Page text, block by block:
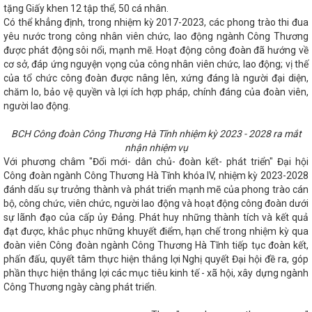
nghiệp hỗ trợ và chế biến chế tạo năm 2023 tại Đà Nẵng
tổ chức tổng kết công tác năm 2022 và Hội nghị người lao
khăn, đẩy nhanh tiến độ các dự án tại Khu kinh tế Vũng Áng
luận về dự án Luật Quản lý và đầu tư vốn nhà nước tại doanh
nghiệp, hợp tác xã Hà Tĩnh sản xuất, tiêu dùng bền vững
và đoàn công tác của Bộ Công Thương dâng hương tại
thứ 35 HĐND tỉnh Hà Tĩnh: Quyết nghị nhiều nội dung về đầu tư
dung rừng
Chuẩn bị hàng hóa đáp ứng nhu cầu tăng cao
lịch và Tết Nguyên đán Quý Mão 2023
lập thành phố Kỳ Anh và xây dựng nhà máy ô tô điện
Hà
Thiết lập kênh phản ánh hiện trường nhanh, minh bạch,
phục vụ
NGÀNH CÔNG THƯƠNG HÀ TĨNH - NHỮNG KẾT
Hội thảo khoa học Quốc gia “Bảo tồn, phát huy giá trị di sản
CĐN Công Thương: Công bố quyết định công nhận CĐCS
hợp Đức Hiếu
Thứ trưởng Nguyễn Hoàng Long thị sát
Tình hình sản xuất công nghiệp tháng 02 và 02 tháng đầu
Thương Hà Tĩnh đóng góp quan trọng vào phát triển kinh tế
và xuất khẩu (Theo Đài Phát thanh và Truyền hình tỉnh Hà
khí “Ngày hội tòng quân” của cả nước, sáng nay (5/3), 1.690
thực hiện nghĩa vụ quân sự và Công an nhân dân.
Ủy
Bộ trưởng Bộ Công Thương Lê Mạnh Hùng ứng cử đại biểu
HỘI NGHỊ GIỮA LÃNH ĐẠO BỘ CÔNG THƯƠNG VỚI
tặng Giấy khen 12 tập thể, 50 cá nhân.
Có thể khẳng định, trong nhiệm kỳ 2017-2023, các phong trào thi đua
yêu nước trong công nhân viên chức, lao động ngành Công Thương
được phát động sôi nổi, mạnh mẽ. Hoạt động công đoàn đã hướng về
cơ sở, đáp ứng nguyện vọng của công nhân viên chức, lao động; vị thế
của tổ chức công đoàn được nâng lên, xứng đáng là người đại diện,
chăm lo, bảo vệ quyền và lợi ích hợp pháp, chính đáng của đoàn viên,
người lao động.
BCH Công đoàn Công Thương Hà Tĩnh nhiệm kỳ 2023 - 2028 ra mắt
nhận nhiệm vụ
Với phương châm "Đổi mới- dân chủ- đoàn kết- phát triển" Đại hội
Công đoàn ngành Công Thương Hà Tĩnh khóa IV, nhiệm kỳ 2023-2028
đánh dấu sự trưởng thành và phát triển mạnh mẽ của phong trào cán
bộ, công chức, viên chức, người lao động và hoạt động công đoàn dưới
sự lãnh đạo của cấp ủy Đảng. Phát huy những thành tích và kết quả
đạt được, khắc phục những khuyết điểm, hạn chế trong nhiệm kỳ qua
đoàn viên Công đoàn ngành Công Thương Hà Tĩnh tiếp tục đoàn kết,
phấn đấu, quyết tâm thực hiện thắng lợi Nghị quyết Đại hội đề ra, góp
phần thực hiện thắng lợi các mục tiêu kinh tế - xã hội, xây dựng ngành
Công Thương ngày càng phát triển.